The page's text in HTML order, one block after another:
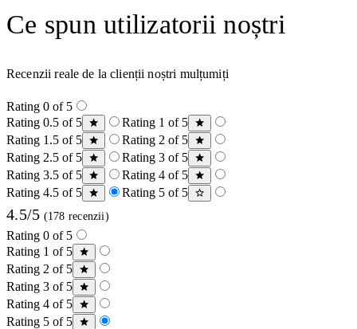
Ce spun utilizatorii noștri
Recenzii reale de la clienții noștri mulțumiți
Rating 0 of 5
Rating 0.5 of 5
Rating 1 of 5
Rating 1.5 of 5
Rating 2 of 5
Rating 2.5 of 5
Rating 3 of 5
Rating 3.5 of 5
Rating 4 of 5
Rating 4.5 of 5
Rating 5 of 5
4.5/5 (178 recenzii)
Rating 0 of 5
Rating 1 of 5
Rating 2 of 5
Rating 3 of 5
Rating 4 of 5
Rating 5 of 5